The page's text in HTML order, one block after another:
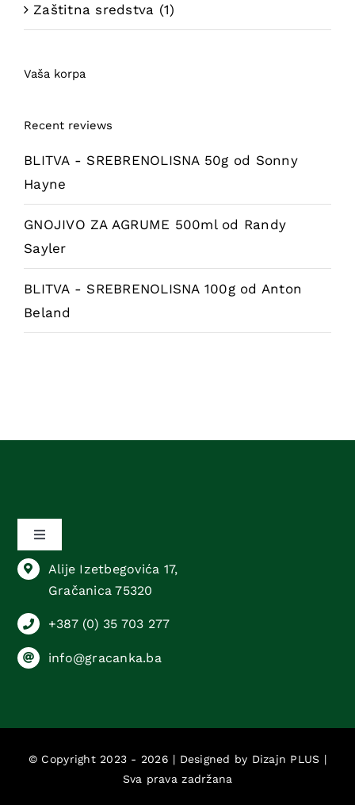
Zaštitna sredstva (1)
Vaša korpa
Recent reviews
BLITVA - SREBRENOLISNA 50g od Sonny
Hayne
GNOJIVO ZA AGRUME 500ml od Randy
Sayler
BLITVA - SREBRENOLISNA 100g od Anton
Beland
Toggle
Navigation
Sektor animalne proizvodnje
Sektor biljne proizvodnje
Sektor računovodstvenih i pravnih poslova
Alije Izetbegovića 17,
Gračanica 75320
+387 (0) 35 703 277
info@gracanka.ba
© Copyright 2023 - 2026 | Designed by Dizajn PLUS |
Sva prava zadržana